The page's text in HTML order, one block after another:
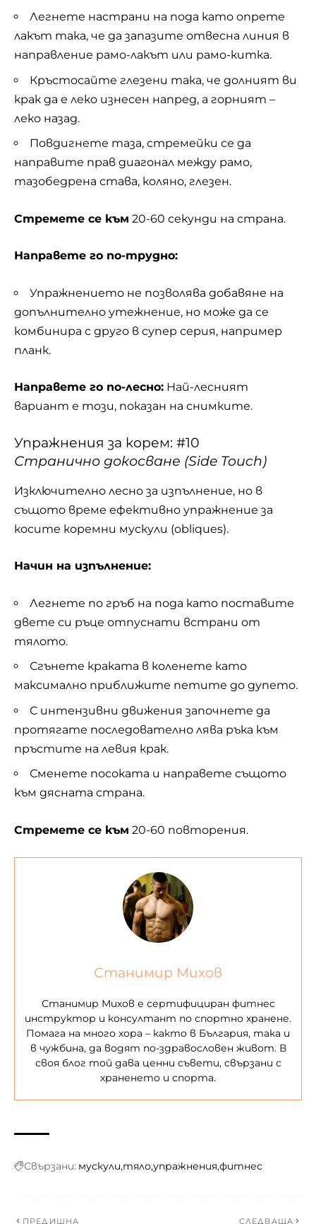
Легнете настрани на пода като опрете
лакът така, че да запазите отвесна линия в
направление рамо-лакът или рамо-китка.
Кръстосайте глезени така, че долният ви
крак да е леко изнесен напред, а горният –
леко назад.
Повдигнете таза, стремейки се да
направите прав диагонал между рамо,
тазобедрена става, коляно, глезен.
Стремете се към 20-60 секунди на страна.
Направете го по-трудно:
Упражнението не позволява добавяне на
допълнително утежнение, но може да се
комбинира с друго в супер серия, например
планк.
Направете го по-лесно: Най-лесният
вариант е този, показан на снимките.
Упражнения за корем: #10
Странично докосване (Side Touch)
Изключително лесно за изпълнение, но в
същото време ефективно упражнение за
косите коремни мускули (obliques).
Начин на изпълнение:
Легнете по гръб на пода като поставите
двете си ръце отпуснати встрани от
тялото.
Сгънете краката в коленете като
максимално приближите петите до дупето.
С интензивни движения започнете да
протягате последователно лява ръка към
пръстите на левия крак.
Сменете посоката и направете същото
към дясната страна.
Стремете се към 20-60 повторения.
Станимир Михов
Станимир Михов е сертифициран фитнес
инструктор и консултант по спортно хранене.
Помага на много хора – както в България, така и
в чужбина, да водят по-здравословен живот. В
своя блог той дава ценни съвети, свързани с
храненето и спорта.
Свързани: мускули тялоупражнения фитнес
ПРЕДИШНА СЛЕДВАЩА